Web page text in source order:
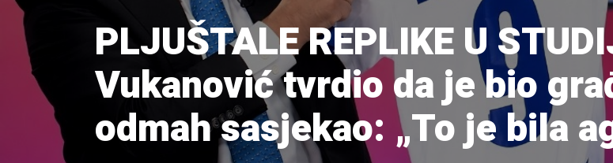
PLJUŠTALE REPLIKE U
Vukanović tvrdio da je bio
odmah sasjekao: „To je bila